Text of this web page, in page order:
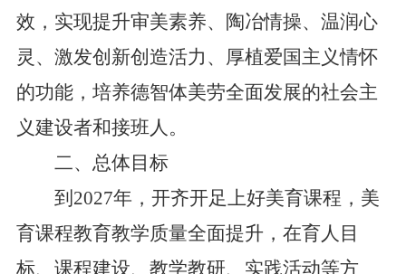
效，实现提升审美素养、陶冶情操、温润心
灵、激发创新创造活力、厚植爱国主义情怀
的功能，培养德智体美劳全面发展的社会主
义建设者和接班人。
二、总体目标
到2027年，开齐开足上好美育课程，美
育课程教育教学质量全面提升，在育人目
标、课程建设、教学教研、实践活动等方